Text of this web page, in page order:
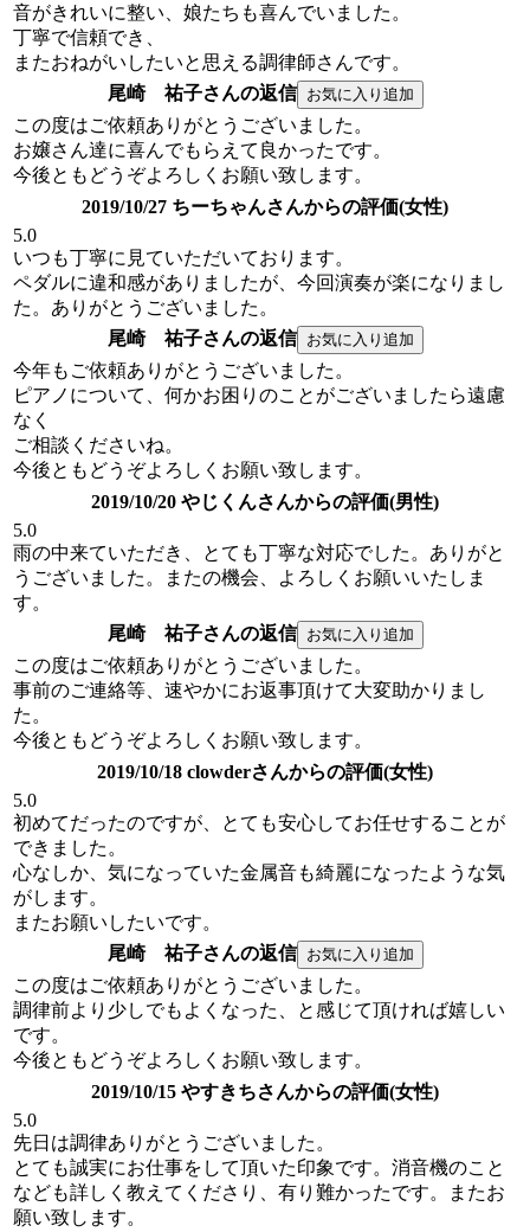
音がきれいに整い、娘たちも喜んでいました。
丁寧で信頼でき、
またおねがいしたいと思える調律師さんです。
尾崎 祐子さんの返信
この度はご依頼ありがとうございました。
お嬢さん達に喜んでもらえて良かったです。
今後ともどうぞよろしくお願い致します。
2019/10/27 ちーちゃんさんからの評価(女性)
5.0
いつも丁寧に見ていただいております。
ペダルに違和感がありましたが、今回演奏が楽になりまし
た。ありがとうございました。
尾崎 祐子さんの返信
今年もご依頼ありがとうございました。
ピアノについて、何かお困りのことがございましたら遠慮
なく
ご相談くださいね。
今後ともどうぞよろしくお願い致します。
2019/10/20 やじくんさんからの評価(男性)
5.0
雨の中来ていただき、とても丁寧な対応でした。ありがと
うございました。またの機会、よろしくお願いいたしま
す。
尾崎 祐子さんの返信
この度はご依頼ありがとうございました。
事前のご連絡等、速やかにお返事頂けて大変助かりまし
た。
今後ともどうぞよろしくお願い致します。
2019/10/18 clowderさんからの評価(女性)
5.0
初めてだったのですが、とても安心してお任せすることが
できました。
心なしか、気になっていた金属音も綺麗になったような気
がします。
またお願いしたいです。
尾崎 祐子さんの返信
この度はご依頼ありがとうございました。
調律前より少しでもよくなった、と感じて頂ければ嬉しい
です。
今後ともどうぞよろしくお願い致します。
2019/10/15 やすきちさんからの評価(女性)
5.0
先日は調律ありがとうございました。
とても誠実にお仕事をして頂いた印象です。消音機のこと
なども詳しく教えてくださり、有り難かったです。またお
願い致します。